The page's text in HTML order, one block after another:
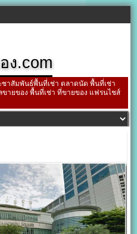
ง.com
ชาสัมพันธ์พื้นที่เช่า ตลาดนัด พื้นที่เช่า
ายของ พื้นที่เช่า ที่ขายของ แฟรนไชส์